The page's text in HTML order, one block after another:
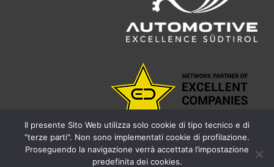
Il presente Sito Web utilizza solo cookie di tipo tecnico e di
"terze parti". Non sono implementati cookie di profilazione.
Proseguendo la navigazione verrà accettata l’impostazione
predefinita dei cookies.